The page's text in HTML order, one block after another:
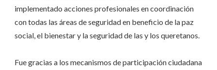
implementado acciones profesionales en coordinación
con todas las áreas de seguridad en beneficio de la paz
social, el bienestar y la seguridad de las y los queretanos.
Fue gracias a los mecanismos de participación ciudadana